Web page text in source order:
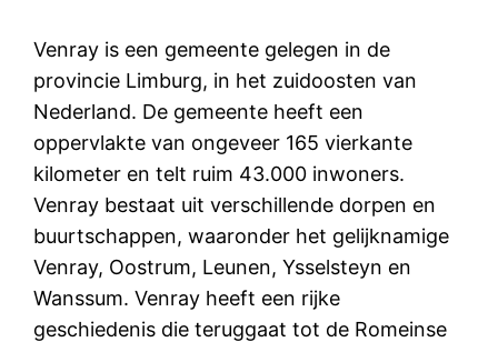
Venray is een gemeente gelegen in de
provincie Limburg, in het zuidoosten van
Nederland. De gemeente heeft een
oppervlakte van ongeveer 165 vierkante
kilometer en telt ruim 43.000 inwoners.
Venray bestaat uit verschillende dorpen en
buurtschappen, waaronder het gelijknamige
Venray, Oostrum, Leunen, Ysselsteyn en
Wanssum. Venray heeft een rijke
geschiedenis die teruggaat tot de Romeinse